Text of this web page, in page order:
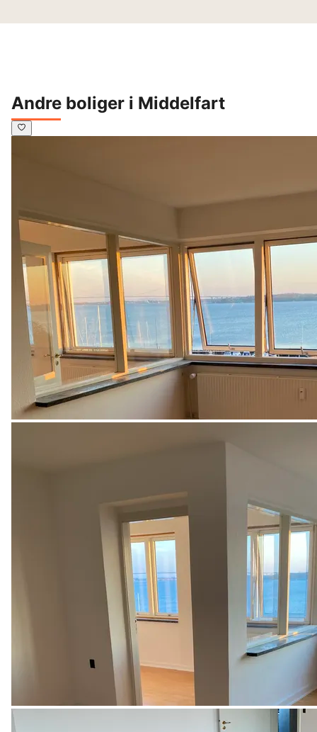
Andre boliger i Middelfart